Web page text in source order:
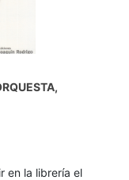
en la librería el